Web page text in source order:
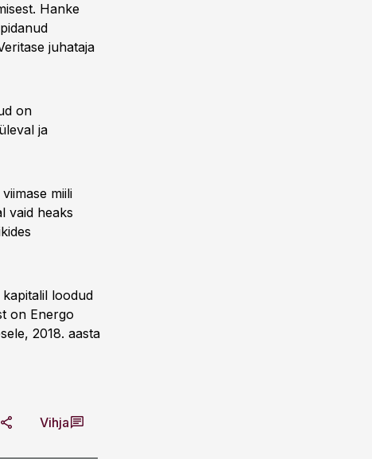
Hanke
juhataja
on
ja
miili
vaid heaks
loodud
on Energo
2018. aasta
Vihja